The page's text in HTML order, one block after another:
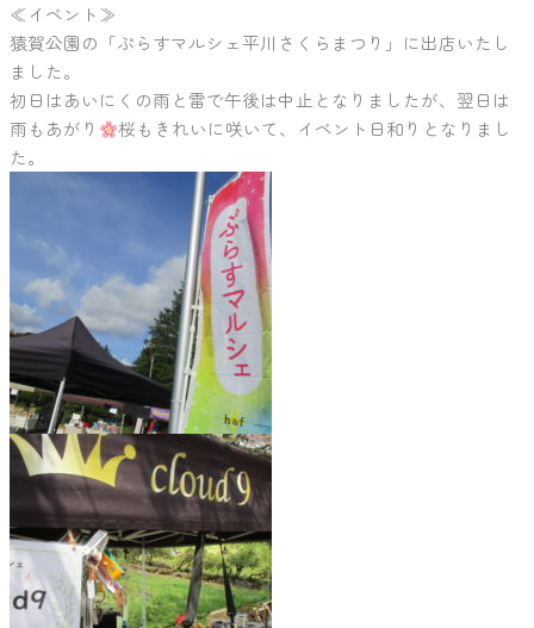
≪イベント≫
猿賀公園の「ぷらすマルシェ平川さくらまつり」に出店いたし
ました。
初日はあいにくの雨と雷で午後は中止となりましたが、翌日は
雨もあがり
桜もきれいに咲いて、イベント日和りとなりまし
た。